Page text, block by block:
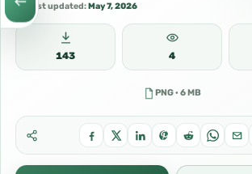
Last updated:May 7, 2026
143 4
PNG · 6 MB